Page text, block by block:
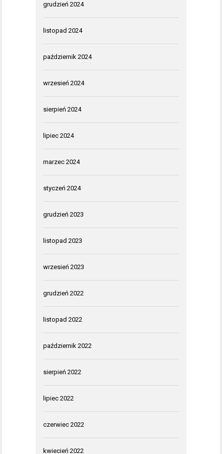
grudzień 2024
listopad 2024
październik 2024
wrzesień 2024
sierpień 2024
lipiec 2024
marzec 2024
styczeń 2024
grudzień 2023
listopad 2023
wrzesień 2023
grudzień 2022
listopad 2022
październik 2022
sierpień 2022
lipiec 2022
czerwiec 2022
kwiecień 2022